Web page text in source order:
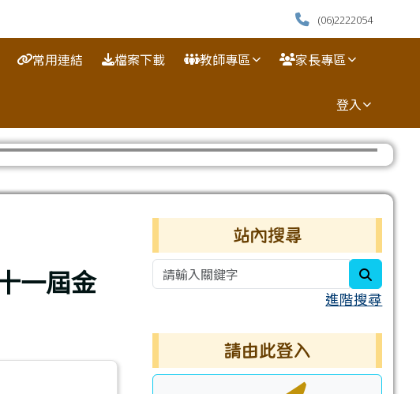
(06)2222054
常用連結 檔案下載 教師專區 家長專區
登入
一屆金
右邊區域內容
站內搜尋
進階搜尋
請由此登入